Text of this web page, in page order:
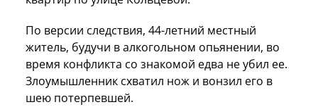
По версии следствия, 44-летний местный
житель, будучи в алкогольном опьянении, во
время конфликта со знакомой едва не убил ее.
Злоумышленник схватил нож и вонзил его в
шею потерпевшей.